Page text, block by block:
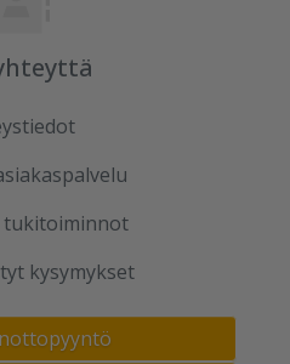
tukitoiminnot
kysymykset